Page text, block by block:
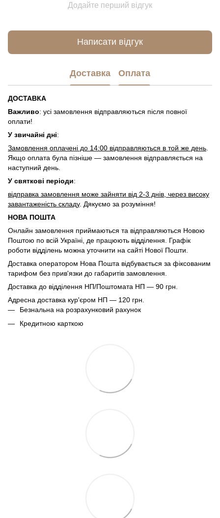
Додайте перший відгук
Написати відгук
Доставка Оплата
ДОСТАВКА
Важливо: усі замовлення відправляються після повної
оплати!
У звичайні дні:
Замовлення оплачені до 14:00 відправляються в той же день
Якщо оплата була пізніше — замовлення відправляється на
наступний день.
У святкові періоди:
відправка замовлення може зайняти від 2-3 днів, через високу
завантаженість складу. Дякуємо за розуміння!
НОВА ПОШТА
Онлайн замовлення приймаються та відправляються Новою
Поштою по всій Україні, де працюють відділення. Графік
роботи відділень можна уточнити на сайті Нової Пошти.
Доставка оператором Нова Пошта відбувається за фіксованим
тарифом без прив'язки до габаритів замовлення.
Доставка до відділення НП/Поштомата НП — 90 грн.
Адресна доставка кур'єром НП — 120 грн.
Безнальна на розрахунковий рахунок
Кредитною карткою